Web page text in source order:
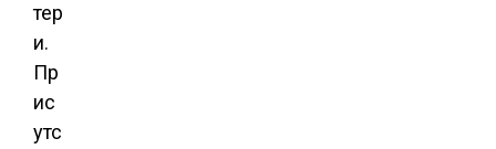
тер
и.
Пр
ис
утс